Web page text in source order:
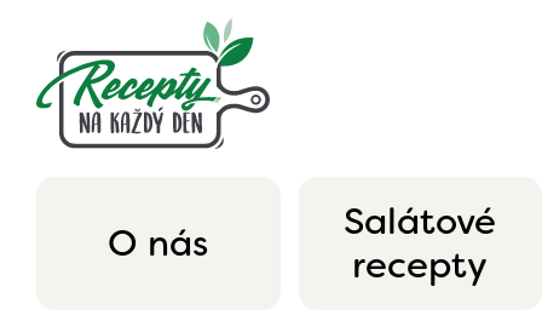
O nás
Salátové
recepty